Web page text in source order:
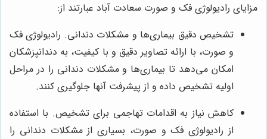
مزایای رادیولوژی فک و صورت سعادت آباد عبارتند از:
تشخیص دقیق بیماری‌ها و مشکلات دندانی. رادیولوژی فک
و صورت، با ارائه تصاویر دقیق و با کیفیت، به دندانپزشکان
امکان می‌دهد تا بیماری‌ها و مشکلات دندانی را در مراحل
اولیه تشخیص داده و از پیشرفت آنها جلوگیری کنند.
کاهش نیاز به اقدامات تهاجمی برای تشخیص. با استفاده
از رادیولوژی فک و صورت، بسیاری از مشکلات دندانی را